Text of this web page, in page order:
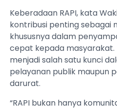
Keberadaan RAPI, kata
kontribusi penting sebagai
khususnya dalam
cepat kepada masyarakat.
menjadi salah satu kunci
pelayanan publik maupun
darurat.
“RAPI bukan hanya